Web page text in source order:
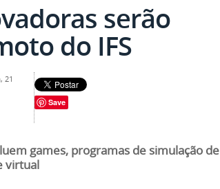
serão
do IFS
21
Save
games, programas de simulação de
virtual